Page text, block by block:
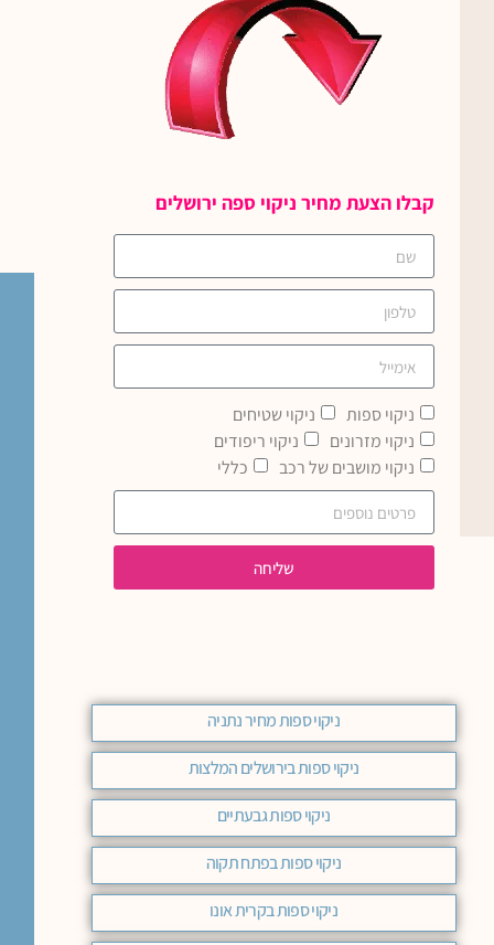
קבלו הצעת מחיר ניקוי ספה ירושלים
ניקוי ספות
ניקוי שטיחים
ניקוי מזרונים
ניקוי ריפודים
ניקוי מושבים של רכב
כללי
שליחה
ניקוי ספות מחיר נתניה
ניקוי ספות בירושלים המלצות
ניקוי ספות גבעתיים
ניקוי ספות בפתח תקוה
ניקוי ספות בקרית אונו